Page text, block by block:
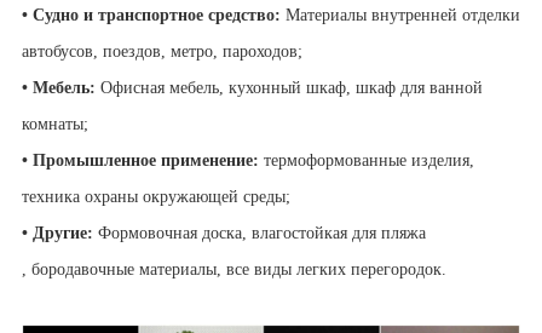
• Судно и транспортное средство: Материалы внутренней отделки
автобусов, поездов, метро, ​​пароходов;
• Мебель: Офисная мебель, кухонный шкаф, шкаф для ванной
комнаты;
• Промышленное применение: термоформованные изделия,
техника охраны окружающей среды;
• Другие: Формовочная доска, влагостойкая для пляжа
, бородавочные материалы, все виды легких перегородок.